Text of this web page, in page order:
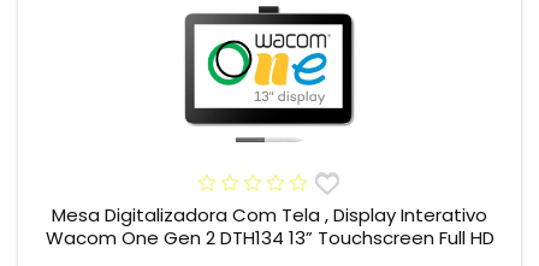
Mesa Digitalizadora Com Tela , Display Interativo
Wacom One Gen 2 DTH134 13” Touchscreen Full HD